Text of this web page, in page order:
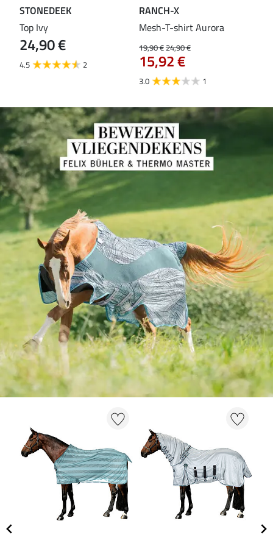
STONEDEEK
Top Ivy
24,90 €
4.5 2
RANCH-X
Mesh-T-shirt Aurora
19,90 €24,90 €
15,92 €
3.0 1